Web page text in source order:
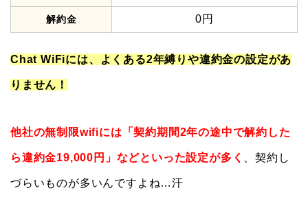
解約金 0円
Chat WiFiには、よくある2年縛りや違約金の設定があ
りません！
他社の無制限wifiには「契約期間2年の途中で解約した
ら違約金19,000円」などといった設定が多く 、契約し
づらいものが多いんですよね…汗